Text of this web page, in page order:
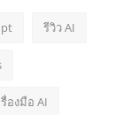
รีวิว AI
องมือ AI